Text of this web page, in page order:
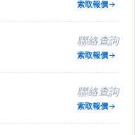
索取報價
聯絡查詢
索取報價
聯絡查詢
索取報價